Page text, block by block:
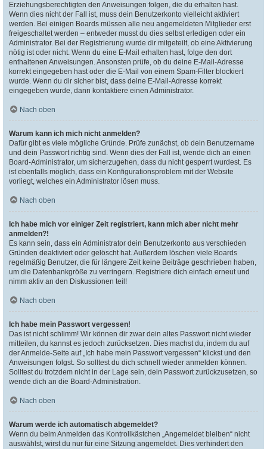
Erziehungsberechtigten den Anweisungen folgen, die du erhalten hast.
Wenn dies nicht der Fall ist, muss dein Benutzerkonto vielleicht aktiviert
werden. Bei einigen Boards müssen alle neu angemeldeten Mitglieder erst
freigeschaltet werden – entweder musst du dies selbst erledigen oder ein
Administrator. Bei der Registrierung wurde dir mitgeteilt, ob eine Aktivierung
nötig ist oder nicht. Wenn du eine E-Mail erhalten hast, folge den dort
enthaltenen Anweisungen. Ansonsten prüfe, ob du deine E-Mail-Adresse
korrekt eingegeben hast oder die E-Mail von einem Spam-Filter blockiert
wurde. Wenn du dir sicher bist, dass deine E-Mail-Adresse korrekt
eingegeben wurde, dann kontaktiere einen Administrator.
Nach oben
Warum kann ich mich nicht anmelden?
Dafür gibt es viele mögliche Gründe. Prüfe zunächst, ob dein Benutzername
und dein Passwort richtig sind. Wenn dies der Fall ist, wende dich an einen
Board-Administrator, um sicherzugehen, dass du nicht gesperrt wurdest. Es
ist ebenfalls möglich, dass ein Konfigurationsproblem mit der Website
vorliegt, welches ein Administrator lösen muss.
Nach oben
Ich habe mich vor einiger Zeit registriert, kann mich aber nicht mehr
anmelden?!
Es kann sein, dass ein Administrator dein Benutzerkonto aus verschieden
Gründen deaktiviert oder gelöscht hat. Außerdem löschen viele Boards
regelmäßig Benutzer, die für längere Zeit keine Beiträge geschrieben haben,
um die Datenbankgröße zu verringern. Registriere dich einfach erneut und
nimm aktiv an den Diskussionen teil!
Nach oben
Ich habe mein Passwort vergessen!
Das ist nicht schlimm! Wir können dir zwar dein altes Passwort nicht wieder
mitteilen, du kannst es jedoch zurücksetzen. Dies machst du, indem du auf
der Anmelde-Seite auf „Ich habe mein Passwort vergessen“ klickst und den
Anweisungen folgst. So solltest du dich schnell wieder anmelden können.
Solltest du trotzdem nicht in der Lage sein, dein Passwort zurückzusetzen, so
wende dich an die Board-Administration.
Nach oben
Warum werde ich automatisch abgemeldet?
Wenn du beim Anmelden das Kontrollkästchen „Angemeldet bleiben“ nicht
auswählst, wirst du nur für eine Sitzung angemeldet. Dies verhindert den